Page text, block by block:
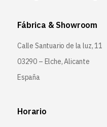
Fábrica & Showroom
Calle Santuario de la luz, 11
03290 – Elche, Alicante
España
Horario